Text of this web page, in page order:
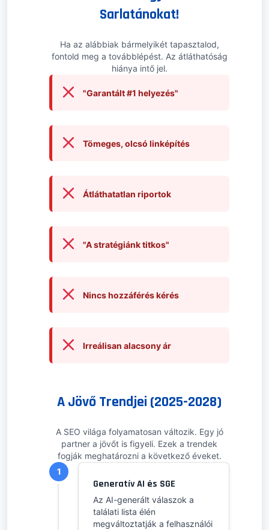
Sarlatánokat!
Ha az alábbiak bármelyikét tapasztalod,
fontold meg a továbblépést. Az átláthatóság
hiánya intő jel.
"Garantált #1 helyezés"
Tömeges, olcsó linképítés
Átláthatatlan riportok
"A stratégiánk titkos"
Nincs hozzáférés kérés
Irreálisan alacsony ár
A Jövő Trendjei (2025-2028)
A SEO világa folyamatosan változik. Egy jó
partner a jövőt is figyeli. Ezek a trendek
fogják meghatározni a következő éveket.
1
Generatív AI és SGE
Az AI-generált válaszok a
találati lista élén
megváltoztatják a felhasználói